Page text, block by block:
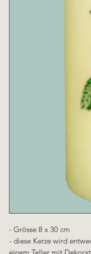
- Grösse 8 x 30 cm
- diese Kerze wird